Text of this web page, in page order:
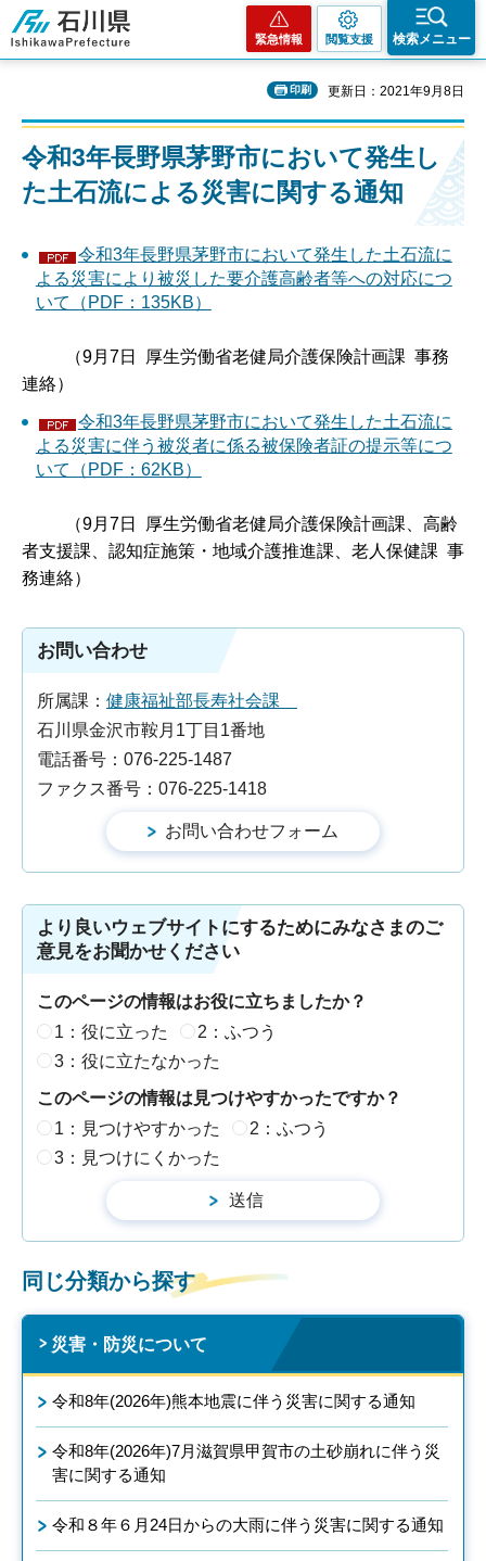
石川県
緊急情報 閲覧支援 検索メニュー
印刷 更新日：2021年9月8日
令和3年長野県茅野市において発生し
た土石流による災害に関する通知
令和3年長野県茅野市において発生した土石流に
よる災害により被災した要介護高齢者等への対応につ
いて（PDF：135KB）
（9月7日 厚生労働省老健局介護保険計画課 事務
連絡）
令和3年長野県茅野市において発生した土石流に
よる災害に伴う被災者に係る被保険者証の提示等につ
いて（PDF：62KB）
（9月7日 厚生労働省老健局介護保険計画課、高齢
者支援課、認知症施策・地域介護推進課、老人保健課 事
務連絡）
お問い合わせ
所属課： 健康福祉部長寿社会課
石川県金沢市鞍月1丁目1番地
電話番号：076-225-1487
ファクス番号：076-225-1418
より良いウェブサイトにするためにみなさまのご
意見をお聞かせください
このページの情報はお役に立ちましたか？
1：役に立った
2：ふつう
3：役に立たなかった
このページの情報は見つけやすかったですか？
1：見つけやすかった
2：ふつう
3：見つけにくかった
同じ分類から探す
災害・防災について
令和8年(2026年)熊本地震に伴う災害に関する通知
令和8年(2026年)7月滋賀県甲賀市の土砂崩れに伴う災
害に関する通知
令和８年６月24日からの大雨に伴う災害に関する通知